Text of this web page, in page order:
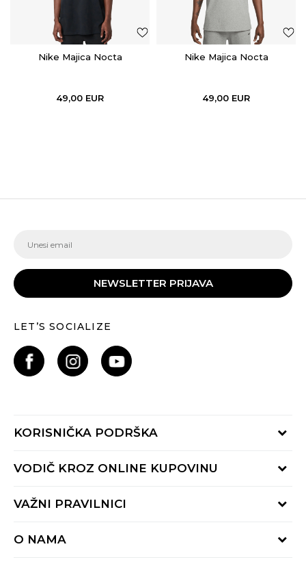
Nike Majica Nocta
49,00 EUR
Nike Majica Nocta
49,00 EUR
NEWSLETTER PRIJAVA
LET’S SOCIALIZE
KORISNIČKA PODRŠKA
Provjeri status porudžbine
Radno vrijeme 9-16h
VODIČ KROZ ONLINE KUPOVINU
Načini isporuke
Reklamacije
VAŽNI PRAVILNICI
O NAMA